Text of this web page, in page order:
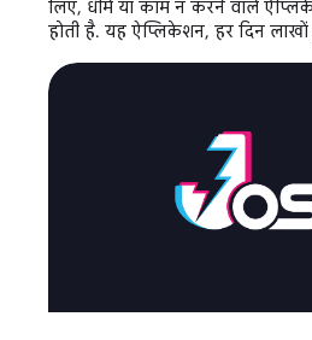
लिए, धीमे या काम न करने वाले
होती है. यह ऐप्लिकेशन, हर दिन लाखों